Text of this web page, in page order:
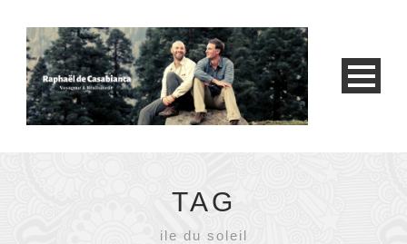
TAG
ile du soleil